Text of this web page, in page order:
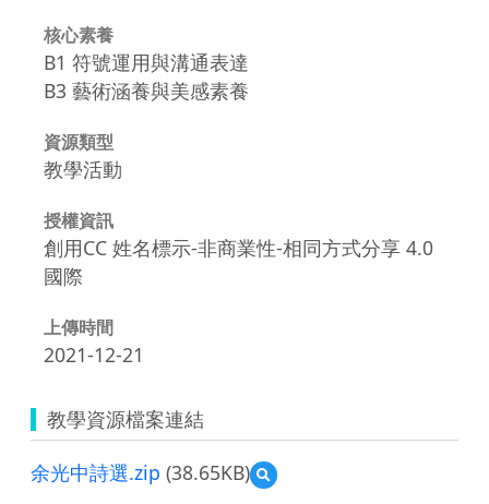
核心素養
B1 符號運用與溝通表達
B3 藝術涵養與美感素養
資源類型
教學活動
授權資訊
創用CC 姓名標示-非商業性-相同方式分享 4.0
國際
上傳時間
2021-12-21
教學資源檔案連結
余光中詩選.zip (38.65KB)
預
覽